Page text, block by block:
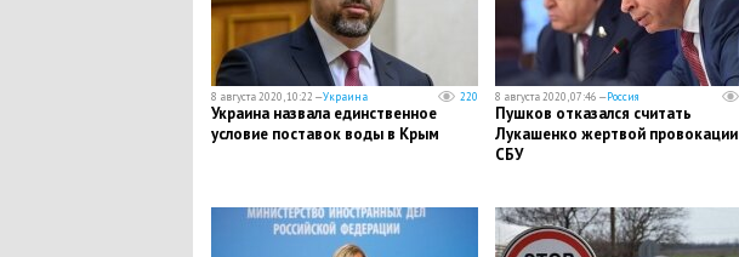
8 августа 2020, 10:22 —Украина 220
Украина назвала единственное
условие поставок воды в Крым
8 августа 2020, 07:46 —Россия
Пушков отказался считать
Лукашенко жертвой провокации
СБУ